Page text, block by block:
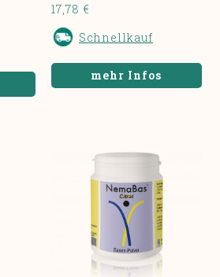
17,78 €
Schnellkauf
mehr Infos